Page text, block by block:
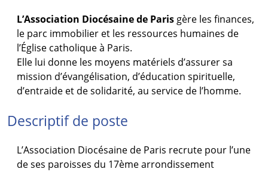
L’Association Diocésaine de Parisgère les finances,
le parc immobilier et les ressources humaines de
l’Église catholique à Paris.
Elle lui donne les moyens matériels d’assurer sa
mission d’évangélisation, d’éducation spirituelle,
d’entraide et de solidarité, au service de l’homme.
Descriptif de poste
L’Association Diocésaine de Paris recrute pour l’une
de ses paroisses du 17ème arrondissement